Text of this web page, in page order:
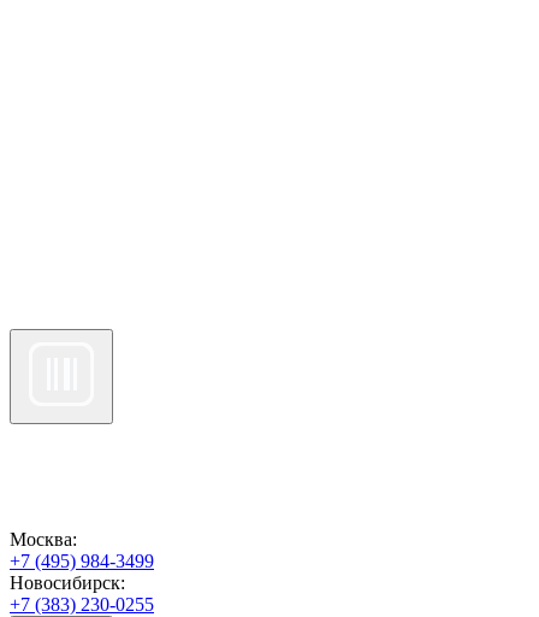
Москва:
+7 (495) 984-3499
Новосибирск:
+7 (383) 230-0255